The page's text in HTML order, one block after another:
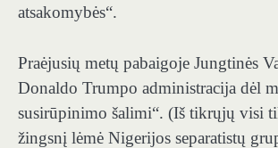
atsakomybės“.
Praėjusių metų pabaigoje Jungtinės
Donaldo Trumpo administracija dėl
susirūpinimo šalimi“. (Iš tikrųjų visi
žingsnį lėmė Nigerijos separatistų